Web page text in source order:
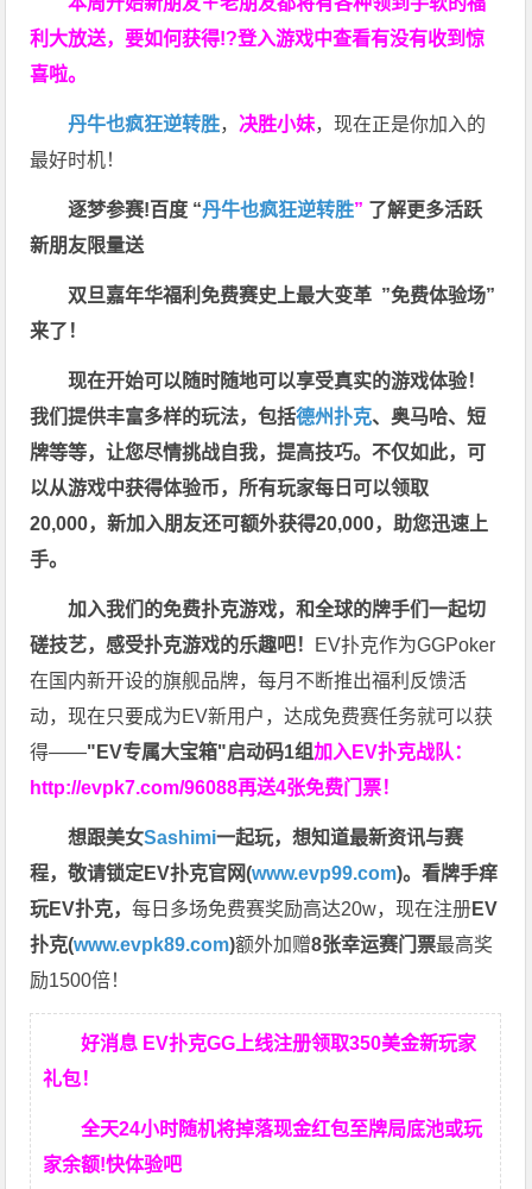
利大放送，要如何获得!?登入游戏中查看有没有收到惊
喜啦。
丹牛也疯狂逆转胜， 决胜小妹，现在正是你加入的
最好时机！
逐梦参赛!百度 “丹牛也疯狂逆转胜” 了解更多活跃
新朋友限量送
双旦嘉年华福利免费赛史上最大变革 ”免费体验场”
来了！
现在开始可以随时随地可以享受真实的游戏体验！
我们提供丰富多样的玩法，包括德州扑克、奥马哈、短
牌等等，让您尽情挑战自我，提高技巧。不仅如此， 可
以从游戏中获得体验币，所有玩家每日可以领取
20,000，新加入朋友还可额外获得20,000，助您迅速上
手。
加入我们的免费扑克游戏，和全球的牌手们一起切
磋技艺，感受扑克游戏的乐趣吧！ EV扑克作为GGPoker
在国内新开设的旗舰品牌，每月不断推出福利反馈活
动，现在只要成为EV新用户，达成免费赛任务就可以获
得——"EV专属大宝箱"启动码1组加入EV扑克战队：
http://evpk7.com/96088再送4张免费门票！
想跟美女Sashimi一起玩，想知道最新资讯与赛
程，敬请锁定EV扑克官网(www.evp99.com)。看牌手痒
玩EV扑克，每日多场免费赛奖励高达20w，现在注册EV
扑克(www.evpk89.com)额外加赠8张幸运赛门票最高奖
励1500倍！
好消息 EV扑克GG上线注册领取350美金新玩家
礼包！
全天24小时随机将掉落现金红包至牌局底池或玩
家余额!快体验吧